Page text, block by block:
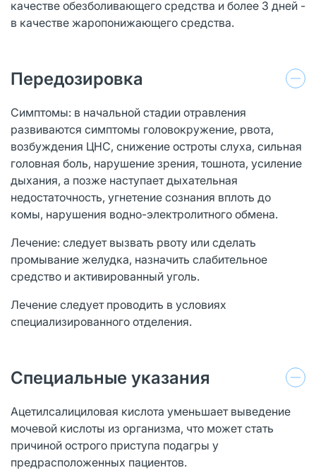
качестве обезболивающего средства и более 3 дней -
в качестве жаропонижающего средства.
Передозировка
Симптомы: в начальной стадии отравления
развиваются симптомы головокружение, рвота,
возбуждения ЦНС, снижение остроты слуха, сильная
головная боль, нарушение зрения, тошнота, усиление
дыхания, а позже наступает дыхательная
недостаточность, угнетение сознания вплоть до
комы, нарушения водно-электролитного обмена.
Лечение: следует вызвать рвоту или сделать
промывание желудка, назначить слабительное
средство и активированный уголь.
Лечение следует проводить в условиях
специализированного отделения.
Специальные указания
Ацетилсалициловая кислота уменьшает выведение
мочевой кислоты из организма, что может стать
причиной острого приступа подагры у
предрасположенных пациентов.